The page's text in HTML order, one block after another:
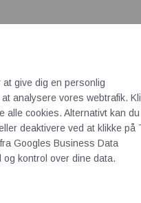
give dig en personlig
analysere vores webtrafik.
alle cookies. Alternativt kan du
deaktivere ved at klikke på
Googles Business Data
kontrol over dine data.